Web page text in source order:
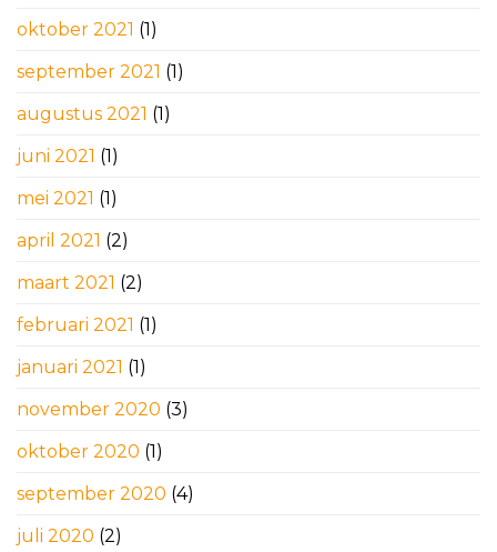
oktober 2021 (1)
september 2021 (1)
augustus 2021 (1)
juni 2021 (1)
mei 2021 (1)
april 2021 (2)
maart 2021 (2)
februari 2021 (1)
januari 2021 (1)
november 2020 (3)
oktober 2020 (1)
september 2020 (4)
juli 2020 (2)